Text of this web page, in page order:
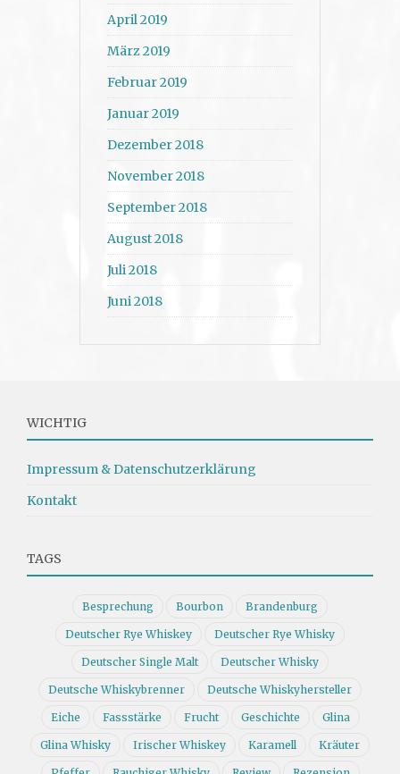
April 2019
März 2019
Februar 2019
Januar 2019
Dezember 2018
November 2018
September 2018
August 2018
Juli 2018
Juni 2018
WICHTIG
Impressum & Datenschutzerklärung
Kontakt
TAGS
Besprechung Bourbon Brandenburg
Deutscher Rye Whiskey Deutscher Rye Whisky
Deutscher Single Malt Deutscher Whisky
Deutsche Whiskybrenner Deutsche Whiskyhersteller
Eiche Fassstärke Frucht Geschichte Glina
Glina Whisky Irischer Whiskey Karamell Kräuter